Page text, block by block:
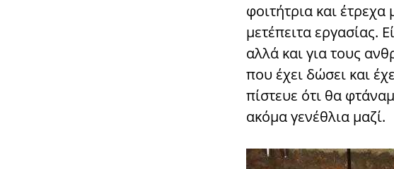
φοιτήτρια και
μετέπειτα εργασίας.
αλλά και για τους
που έχει δώσει και
πίστευε ότι θα
ακόμα γενέθλια μαζί.